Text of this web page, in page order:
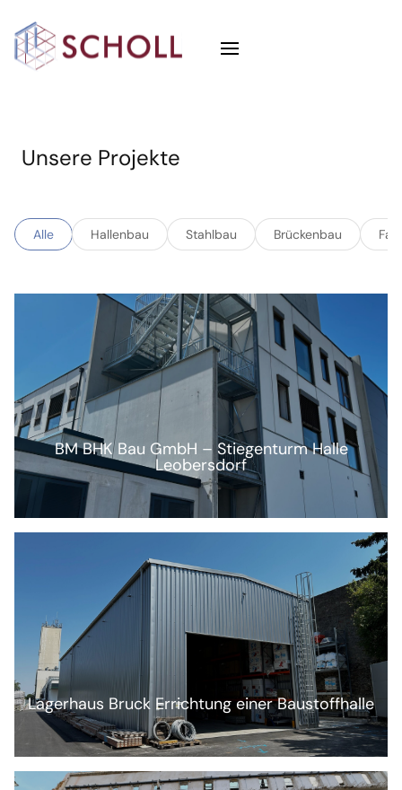
Unsere Projekte
Alle Hallenbau Stahlbau Brückenbau
BM BHK Bau GmbH – Stiegenturm Halle
Leobersdorf
Lagerhaus Bruck Errichtung einer Baustoffhalle